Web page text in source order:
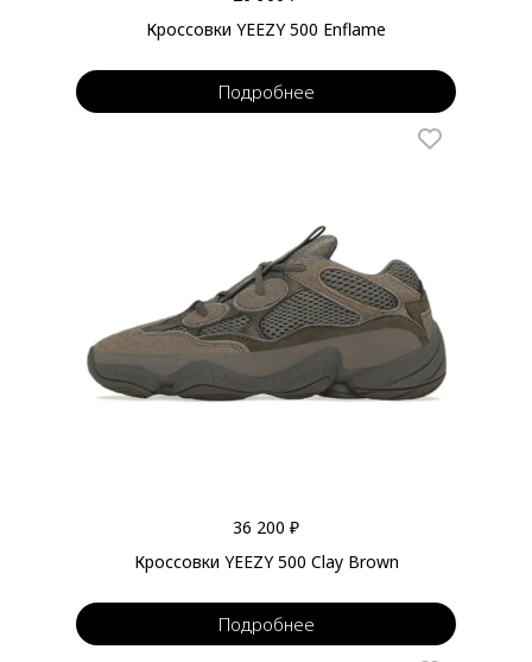
Кроссовки YEEZY 500 Enflame
Подробнее
36 200 ₽
Кроссовки YEEZY 500 Clay Brown
Подробнее